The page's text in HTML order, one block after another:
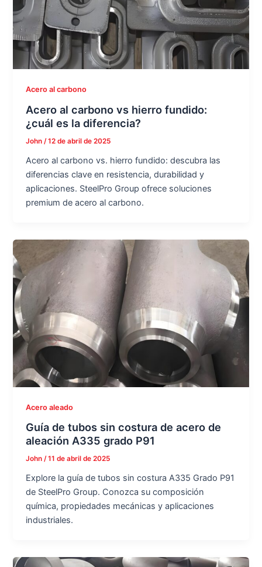
Acero al carbono
Acero al carbono vs hierro fundido:
¿cuál es la diferencia?
John/12 de abril de 2025
Acero al carbono vs. hierro fundido: descubra las
diferencias clave en resistencia, durabilidad y
aplicaciones. SteelPro Group ofrece soluciones
premium de acero al carbono.
Acero aleado
Guía de tubos sin costura de acero de
aleación A335 grado P91
John/11 de abril de 2025
Explore la guía de tubos sin costura A335 Grado P91
de SteelPro Group. Conozca su composición
química, propiedades mecánicas y aplicaciones
industriales.